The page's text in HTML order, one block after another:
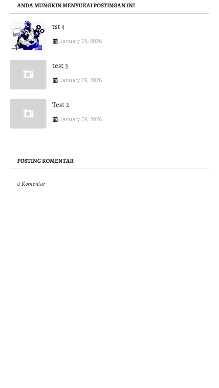
ANDA MUNGKIN MENYUKAI POSTINGAN INI
tst 4
January 09, 2026
test 3
January 09, 2026
Test 2
January 09, 2026
POSTING KOMENTAR
0 Komentar